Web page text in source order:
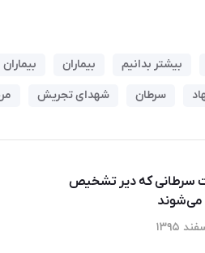
بیشتر بدانیم بیماران
سرطان شهدای تجریش
سرطانی که دیر تشخیص
می‌شوند